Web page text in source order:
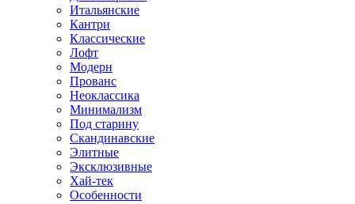
Итальянские
Кантри
Классические
Лофт
Модерн
Прованс
Неоклассика
Минимализм
Под старину
Скандинавские
Элитные
Эксклюзивные
Хай-тек
Особенности